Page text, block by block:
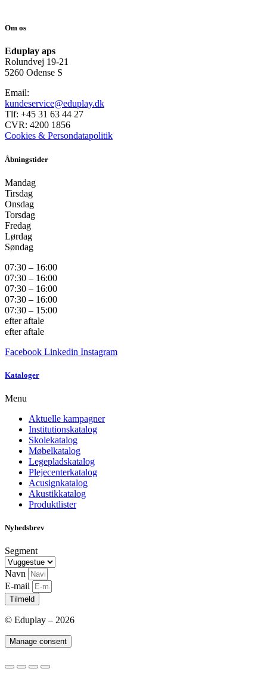
Om os
Eduplay aps
Rolundvej 19-21
5260 Odense S
Email:
kundeservice@eduplay.dk
Tlf: +45 31 63 44 27
CVR: 4200 1856
Cookies & Persondatapolitik
Åbningstider
Mandag
Tirsdag
Onsdag
Torsdag
Fredag
Lørdag
Søndag
07:30 – 16:00
07:30 – 16:00
07:30 – 16:00
07:30 – 16:00
07:30 – 15:00
efter aftale
efter aftale
Facebook Linkedin Instagram
Kataloger
Menu
Aktuelle kampagner
Institutionskatalog
Skolekatalog
Møbelkatalog
Legepladskatalog
Plejecenterkatalog
Acusignkatalog
Akustikkatalog
Produktlister
Nyhedsbrev
Segment
Navn
E-mail
Tilmeld
© Eduplay – 2026
Manage consent